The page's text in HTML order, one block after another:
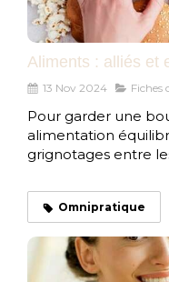
Aliments : alliés et
13 Nov 2024 Fiches
Pour garder une
alimentation
grignotages entre
Omnipratique